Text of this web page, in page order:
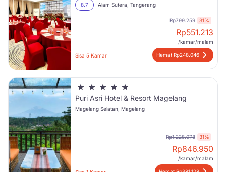
8.7 Alam Sutera, Tangerang
Rp799.259 31%
Rp551.213
/kamar/malam
Sisa 5 Kamar Hemat Rp248.046
Puri Asri Hotel & Resort Magelang
Magelang Selatan, Magelang
Rp1.228.078 31%
Rp846.950
/kamar/malam